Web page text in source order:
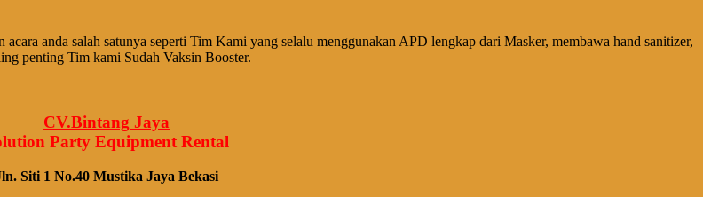
anda salah satunya seperti Tim Kami yang selalu menggunakan APD lengkap dari Masker, membawa hand sanitizer,
penting Tim kami Sudah Vaksin Booster.
CV.Bintang Jaya
Party Equipment Rental
Siti 1 No.40 Mustika Jaya Bekasi